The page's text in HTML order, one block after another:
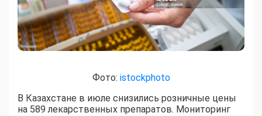
Фото: istockphoto
В Казахстане в июле снизились розничные цены
на 589 лекарственных препаратов. Мониторинг